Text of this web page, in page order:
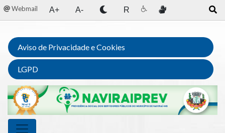
Webmail A+ A- R
Aviso de Privacidade e Cookies
LGPD